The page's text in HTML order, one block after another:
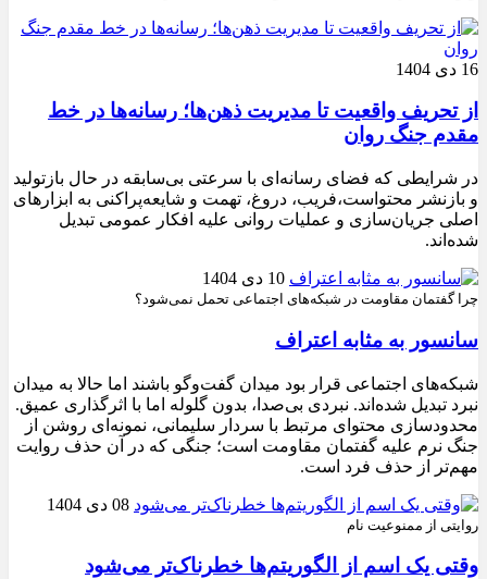
16 دی 1404
از تحریف واقعیت تا مدیریت ذهن‌ها؛ رسانه‌ها در خط
مقدم جنگ روان
در شرایطی که فضای رسانه‌ای با سرعتی بی‌سابقه در حال بازتولید
و بازنشر محتواست،فریب، دروغ، تهمت و شایعه‌پراکنی به ابزارهای
اصلی جریان‌سازی و عملیات روانی علیه افکار عمومی تبدیل
شده‌اند.
10 دی 1404
چرا گفتمان مقاومت در شبکه‌های اجتماعی تحمل نمی‌شود؟
سانسور به مثابه اعتراف
شبکه‌های اجتماعی قرار بود میدان گفت‌وگو باشند اما حالا به میدان
نبرد تبدیل شده‌اند. نبردی بی‌صدا، بدون گلوله اما با اثرگذاری عمیق.
محدودسازی محتوای مرتبط با سردار سلیمانی، نمونه‌ای روشن از
جنگ نرم علیه گفتمان مقاومت است؛ جنگی که در آن حذف روایت
مهم‌تر از حذف فرد است.
08 دی 1404
روایتی از ممنوعیت نام
وقتی یک اسم از الگوریتم‌ها خطرناک‌تر می‌شود